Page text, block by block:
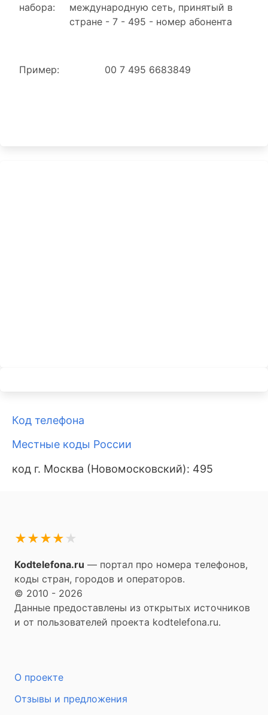
набора:
международную сеть, принятый в
стране - 7 - 495 - номер абонента
Пример: 00 7 495 6683849
Код телефона
Местные коды России
код г. Москва (Новомосковский): 495
★
★
★
★
★
Kodtelefona.ru — портал про номера телефонов,
коды стран, городов и операторов.
© 2010 - 2026
Данные предоставлены из открытых источников
и от пользователей проекта kodtelefona.ru.
О проекте
Отзывы и предложения